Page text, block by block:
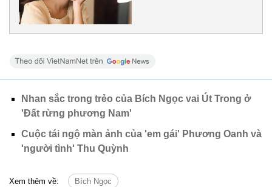
Nhan sắc trong trẻo của Bích Ngọc vai Út Trong ở
'Đất rừng phương Nam'
Cuộc tái ngộ màn ảnh của 'em gái' Phương Oanh và
'người tình' Thu Quỳnh
Xem thêm về: Bích Ngọc